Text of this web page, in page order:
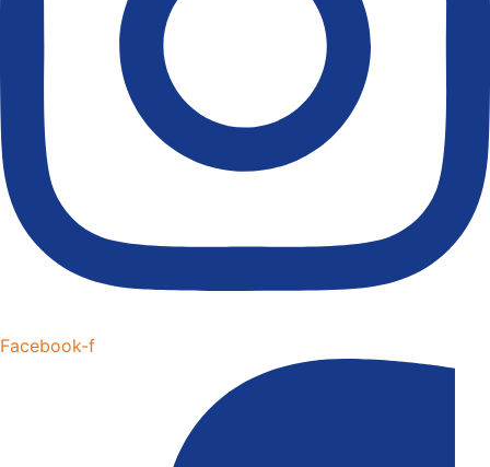
Facebook-f